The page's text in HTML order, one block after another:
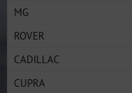
MG
ROVER
CADILLAC
CUPRA